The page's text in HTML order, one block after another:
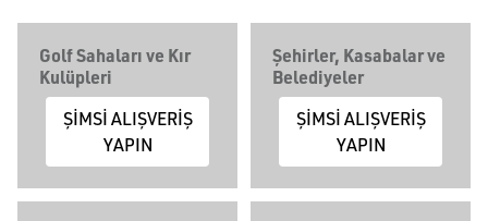
Golf Sahaları ve Kır
Kulüpleri
ŞİMSİ ALIŞVERİŞ
YAPIN
Şehirler, Kasabalar ve
Belediyeler
ŞİMSİ ALIŞVERİŞ
YAPIN